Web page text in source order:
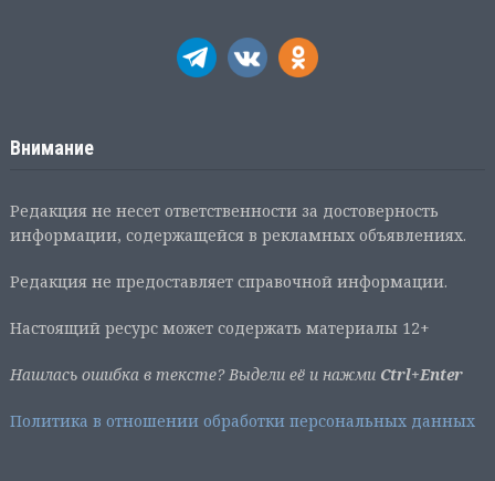
Внимание
Редакция не несет ответственности за достоверность
информации, содержащейся в рекламных объявлениях.
Редакция не предоставляет справочной информации.
Настоящий ресурс может содержать материалы 12+
Нашлась ошибка в тексте? Выдели её и нажми Ctrl+Enter
Политика в отношении обработки персональных данных